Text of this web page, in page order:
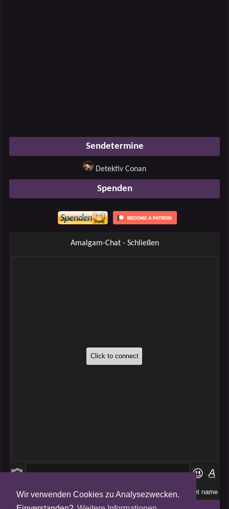
Wir verwenden Cookies zu Analysezwecken.
Sendetermine
Detektiv Conan
Spenden
Amalgam-Chat - Schließen